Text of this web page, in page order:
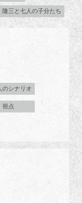
隆三と七人の子分たち
のシナリオ
視点